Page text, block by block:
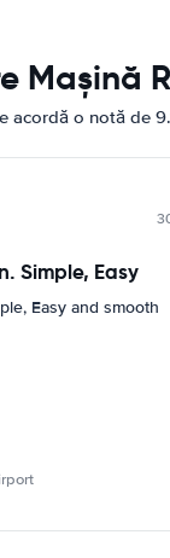
Mașină
acordă o notă de
Simple, Easy
Easy and smooth